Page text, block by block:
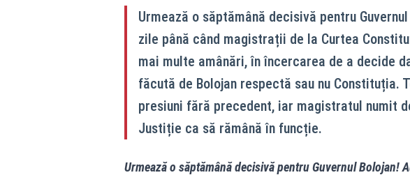
Urmează o săptămână decisivă pentru
zile până când magistrații de la Curtea
mai multe amânări, în încercarea de a decide
făcută de Bolojan respectă sau nu Constituția.
presiuni fără precedent, iar magistratul numit
Justiție ca să rămână în funcție.
Urmează o săptămână decisivă pentru Guvernul Bolojan!